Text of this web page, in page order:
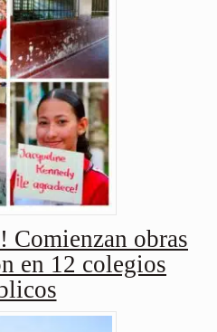
Comienzan obras
en 12 colegios